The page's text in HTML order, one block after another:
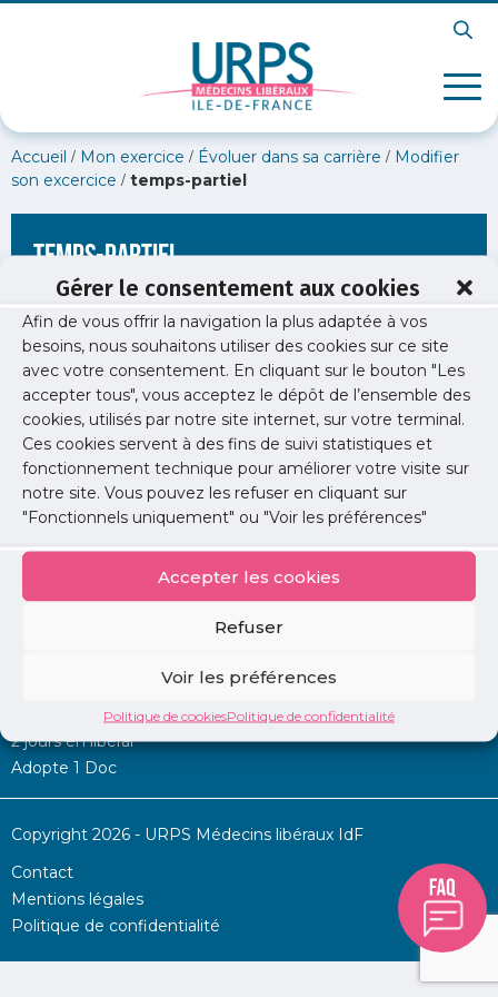
Gérer le consentement aux cookies
Afin de vous offrir la navigation la plus adaptée à vos
besoins, nous souhaitons utiliser des cookies sur ce site
avec votre consentement. En cliquant sur le bouton "Les
accepter tous", vous acceptez le dépôt de l’ensemble des
cookies, utilisés par notre site internet, sur votre terminal.
Ces cookies servent à des fins de suivi statistiques et
fonctionnement technique pour améliorer votre visite sur
notre site. Vous pouvez les refuser en cliquant sur
"Fonctionnels uniquement" ou "Voir les préférences"
Accepter les cookies
Refuser
Voir les préférences
Politique de cookiesPolitique de confidentialité
Accueil / Mon exercice / Évoluer dans sa carrière / Modifier
son excercice / temps-partiel
temps-partiel
Permanence d’aide à l’installation
2 jours en libéral
Adopte 1 Doc
Copyright 2026 - URPS Médecins libéraux IdF
Contact
Mentions légales
Politique de confidentialité